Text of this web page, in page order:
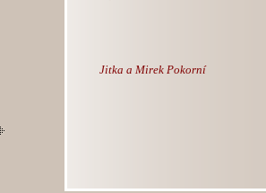
Jitka a Mirek Pokorní